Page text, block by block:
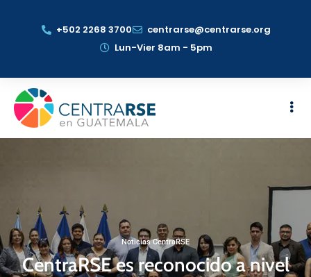
+502 2268 3700
centrarse@centrarse.org
Lun-Vier 8am - 5pm
Noticias CentraRSE
CentraRSE es reconocido a nivel